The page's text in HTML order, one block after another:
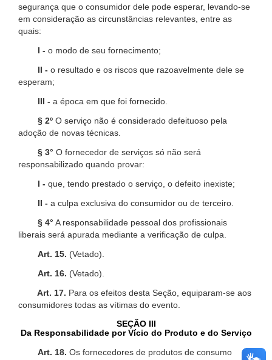
segurança que o consumidor dele pode esperar, levando-se
em consideração as circunstâncias relevantes, entre as
quais:
I - o modo de seu fornecimento;
II - o resultado e os riscos que razoavelmente dele se
esperam;
III - a época em que foi fornecido.
§ 2º O serviço não é considerado defeituoso pela
adoção de novas técnicas.
§ 3° O fornecedor de serviços só não será
responsabilizado quando provar:
I - que, tendo prestado o serviço, o defeito inexiste;
II - a culpa exclusiva do consumidor ou de terceiro.
§ 4° A responsabilidade pessoal dos profissionais
liberais será apurada mediante a verificação de culpa.
Art. 15. (Vetado).
Art. 16. (Vetado).
Art. 17. Para os efeitos desta Seção, equiparam-se aos
consumidores todas as vítimas do evento.
SEÇÃO III
Da Responsabilidade por Vício do Produto e do Serviço
Art. 18. Os fornecedores de produtos de consumo